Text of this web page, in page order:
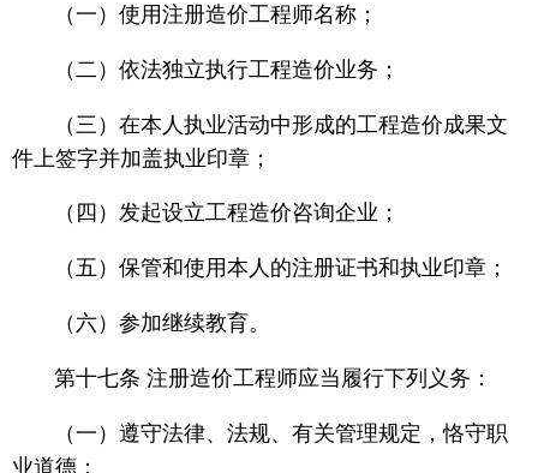
（一）使用注册造价工程师名称；
（二）依法独立执行工程造价业务；
（三）在本人执业活动中形成的工程造价成果文
件上签字并加盖执业印章；
（四）发起设立工程造价咨询企业；
（五）保管和使用本人的注册证书和执业印章；
（六）参加继续教育。
第十七条 注册造价工程师应当履行下列义务：
（一）遵守法律、法规、有关管理规定，恪守职
业道德；